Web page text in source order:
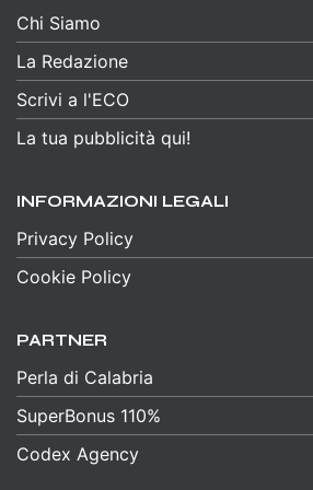
CONTATTI
Chi Siamo
La Redazione
Scrivi a l'ECO
INFORMAZIONI LEGALI
Privacy Policy
PARTNER
Perla di Calabria
SuperBonus 110%